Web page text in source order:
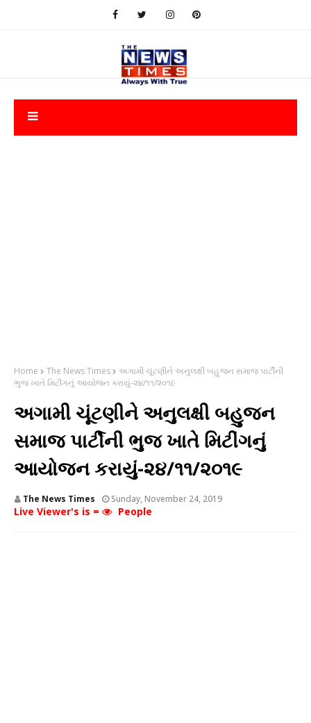
Home The News Times
અગામી ચૂંટણીને અનુલક્ષી બહુજન સમાજ પાર્ટીની
ભુજ ખાતે મિટીંગનું આયોજન કરાયું-૨૪/૧૧/૨૦૧૯
અગામી ચૂંટણીને અનુલક્ષી બહુજન
સમાજ પાર્ટીની ભુજ ખાતે મિટીંગનું
આયોજન કરાયું-૨૪/૧૧/૨૦૧૯
The News Times Sunday, November 24, 2019
Live Viewer's is = People